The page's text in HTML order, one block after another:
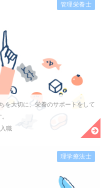
を大切に、栄養のサポートをして
職
管理栄養士
理学療法士